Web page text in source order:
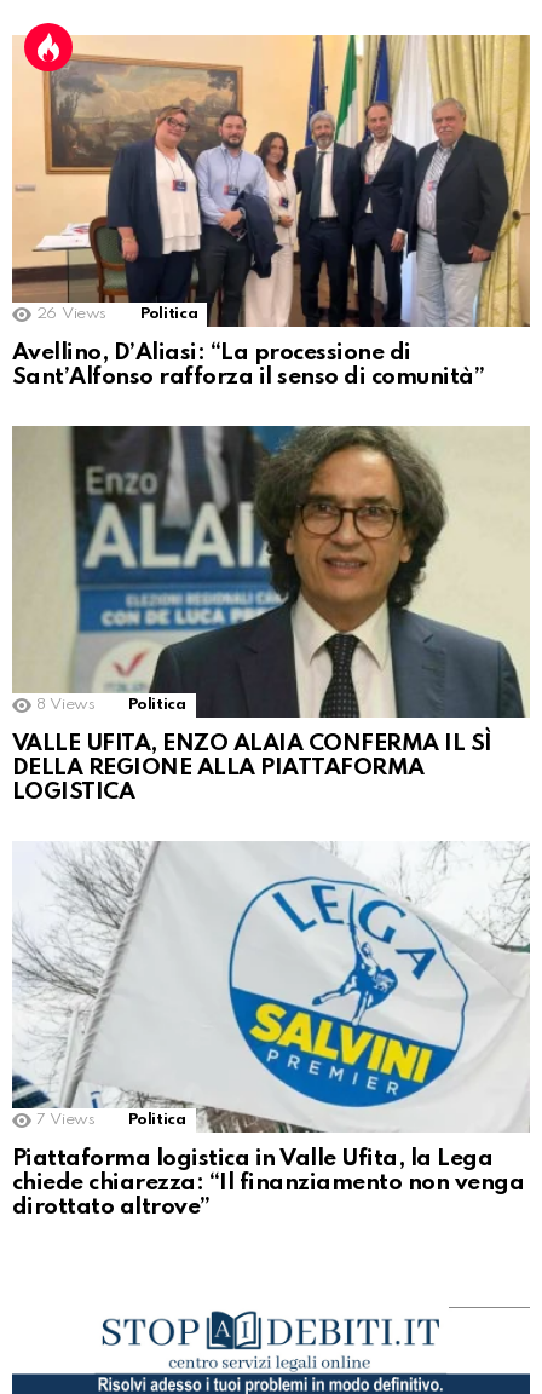
26 Views Politica
Avellino, D’Aliasi: “La processione di
Sant’Alfonso rafforza il senso di comunità”
8 Views Politica
VALLE UFITA, ENZO ALAIA CONFERMA IL SÌ
DELLA REGIONE ALLA PIATTAFORMA
LOGISTICA
7 Views Politica
Piattaforma logistica in Valle Ufita, la Lega
chiede chiarezza: “Il finanziamento non venga
dirottato altrove”